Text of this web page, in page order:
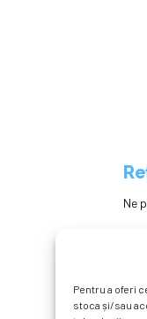
Pentru a oferi
stoca și/sau
Ne